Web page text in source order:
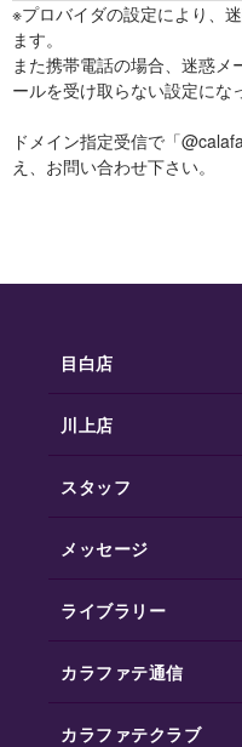
※プロバイダの設定により、
ます。
また携帯電話の場合、迷惑メ
ールを受け取らない設定にな
ドメイン指定受信で「
え、お問い合わせ下さい。
目白店
川上店
スタッフ
メッセージ
ライブラリー
カラファテ通信
カラファテクラブ